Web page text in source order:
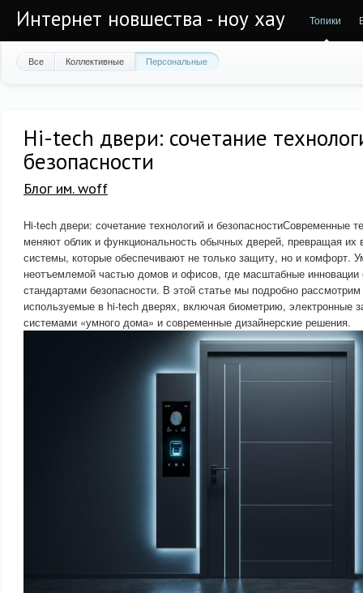
Интернет новшества - ноу хау Топики
Все Коллективные Персональные
Hi-tech двери: сочетание
безопасности
Блог им. woff
Hi-tech двери: сочетание технологий и безопасностиСовременные
меняют облик и функциональность обычных дверей, превращая их
системы, которые обеспечивают не только защиту, но и комфорт.
неотъемлемой частью домов и офисов, где масштабные инновации
стандартами безопасности. В этой статье мы подробно
используемые в hi-tech дверях, включая биометрию, электронные
системами «умного дома» и современные дизайнерские решения.